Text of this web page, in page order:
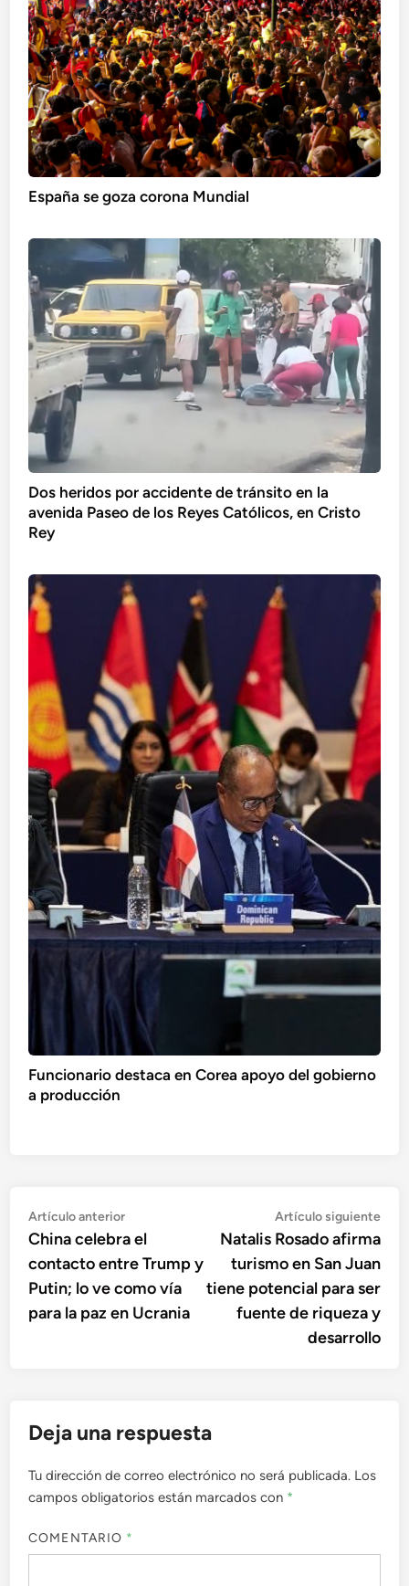
España se goza corona Mundial
Dos heridos por accidente de tránsito en la
avenida Paseo de los Reyes Católicos, en Cristo
Rey
Funcionario destaca en Corea apoyo del gobierno
a producción
Navegación
de
entradas
Artículo anteriorArtículo
anterior:
China celebra el
contacto entre Trump y
Putin; lo ve como vía
para la paz en Ucrania
Artículo siguiente
Natalis Rosado afirma
turismo en San Juan
tiene potencial para ser
fuente de riqueza y
desarrollo
Deja una respuesta
Tu dirección de correo electrónico no será publicada. Los
campos obligatorios están marcados con *
COMENTARIO *